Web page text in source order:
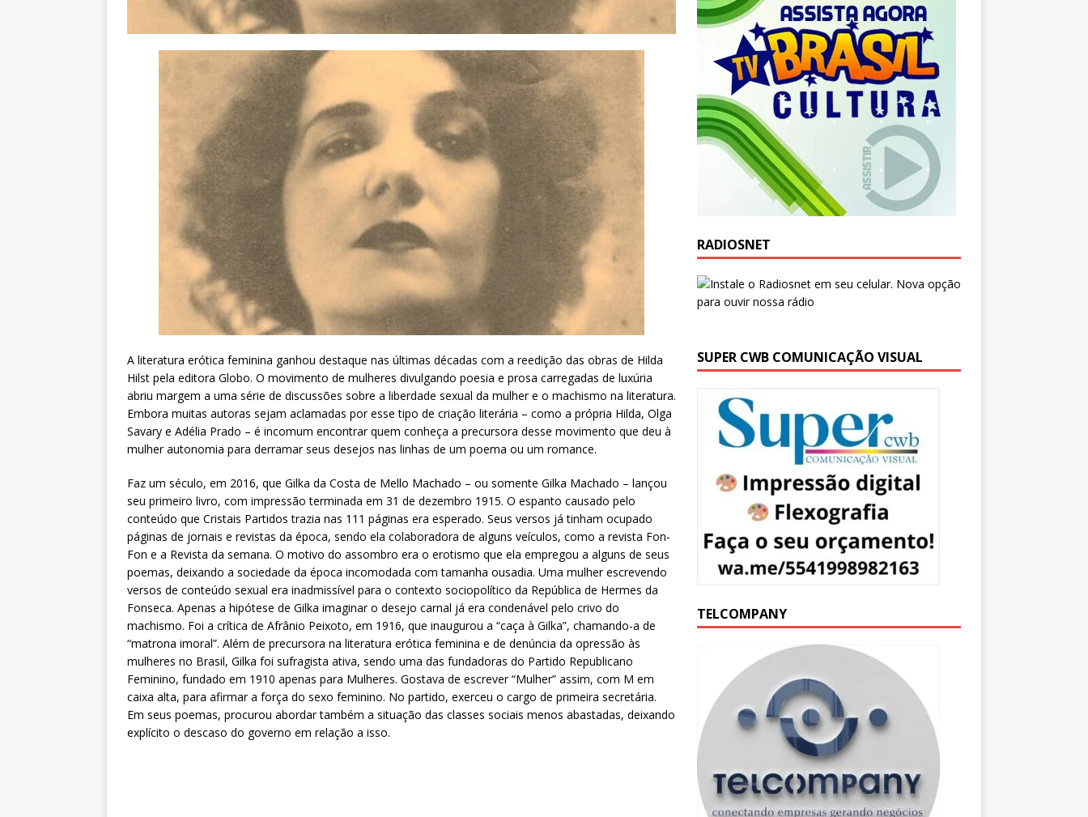
A literatura erótica feminina ganhou destaque nas últimas décadas com a reedição das obras de Hilda
Hilst pela editora Globo. O movimento de mulheres divulgando poesia e prosa carregadas de luxúria
abriu margem a uma série de discussões sobre a liberdade sexual da mulher e o machismo na literatura.
Embora muitas autoras sejam aclamadas por esse tipo de criação literária – como a própria Hilda, Olga
Savary e Adélia Prado – é incomum encontrar quem conheça a precursora desse movimento que deu à
mulher autonomia para derramar seus desejos nas linhas de um poema ou um romance.
Faz um século, em 2016, que Gilka da Costa de Mello Machado – ou somente Gilka Machado – lançou
seu primeiro livro, com impressão terminada em 31 de dezembro 1915. O espanto causado pelo
conteúdo que Cristais Partidos trazia nas 111 páginas era esperado. Seus versos já tinham ocupado
páginas de jornais e revistas da época, sendo ela colaboradora de alguns veículos, como a revista Fon-
Fon e a Revista da semana. O motivo do assombro era o erotismo que ela empregou a alguns de seus
poemas, deixando a sociedade da época incomodada com tamanha ousadia. Uma mulher escrevendo
versos de conteúdo sexual era inadmissível para o contexto sociopolítico da República de Hermes da
Fonseca. Apenas a hipótese de Gilka imaginar o desejo carnal já era condenável pelo crivo do
machismo. Foi a crítica de Afrânio Peixoto, em 1916, que inaugurou a “caça à Gilka”, chamando-a de
“matrona imoral”. Além de precursora na literatura erótica feminina e de denúncia da opressão às
mulheres no Brasil, Gilka foi sufragista ativa, sendo uma das fundadoras do Partido Republicano
Feminino, fundado em 1910 apenas para Mulheres. Gostava de escrever “Mulher” assim, com M em
caixa alta, para afirmar a força do sexo feminino. No partido, exerceu o cargo de primeira secretária.
Em seus poemas, procurou abordar também a situação das classes sociais menos abastadas, deixando
explícito o descaso do governo em relação a isso.
RADIOSNET
SUPER CWB COMUNICAÇÃO VISUAL
TELCOMPANY